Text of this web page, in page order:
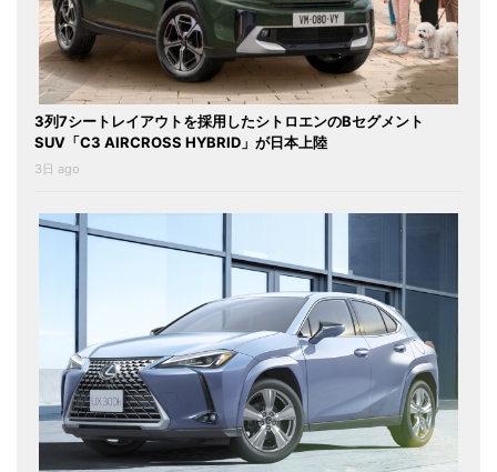
3列7シートレイアウトを採用したシトロエンのBセグメント
SUV「C3 AIRCROSS HYBRID」が日本上陸
3日 ago